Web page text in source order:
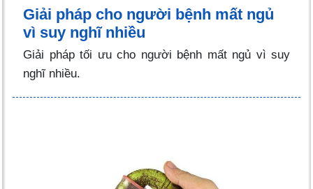
Giải pháp cho người bệnh mất ngủ
vì suy nghĩ nhiều
Giải pháp tối ưu cho người bệnh mất ngủ vì suy
nghĩ nhiều.